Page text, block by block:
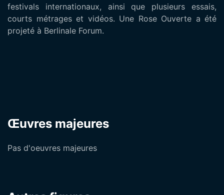
festivals internationaux, ainsi que plusieurs essais,
courts métrages et vidéos. Une Rose Ouverte a été
projeté à Berlinale Forum.
Œuvres majeures
Pas d'oeuvres majeures